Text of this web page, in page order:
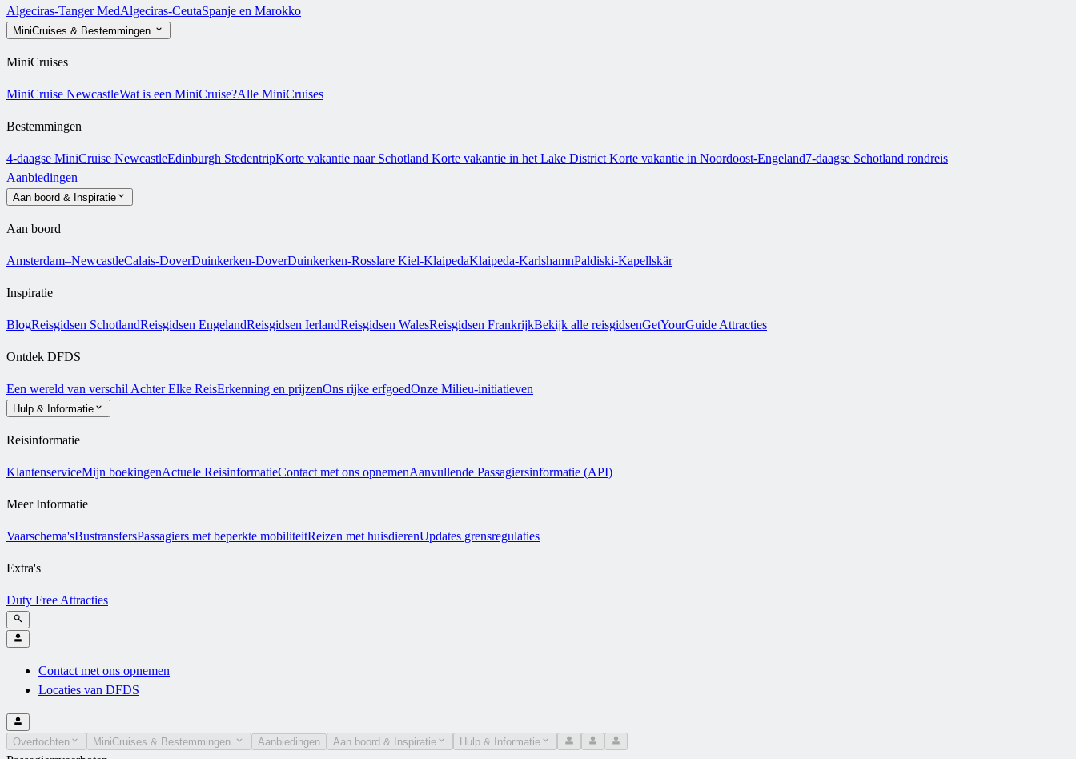
Algeciras-Tanger MedAlgeciras-CeutaSpanje en Marokko
MiniCruises & Bestemmingen
MiniCruises
MiniCruise NewcastleWat is een MiniCruise?Alle MiniCruises
Bestemmingen
4-daagse MiniCruise NewcastleEdinburgh StedentripKorte vakantie naar Schotland Korte vakantie in het Lake District Korte vakantie in Noordoost-Engeland7-daagse Schotland rondreis
Aanbiedingen
Aan boord & Inspiratie
Aan boord
Amsterdam–NewcastleCalais-DoverDuinkerken-DoverDuinkerken-Rosslare Kiel-KlaipedaKlaipeda-KarlshamnPaldiski-Kapellskär
Inspiratie
BlogReisgidsen SchotlandReisgidsen EngelandReisgidsen IerlandReisgidsen WalesReisgidsen FrankrijkBekijk alle reisgidsenGetYourGuide Attracties
Ontdek DFDS
Een wereld van verschil Achter Elke ReisErkenning en prijzenOns rijke erfgoedOnze Milieu-initiatieven
Hulp & Informatie
Reisinformatie
KlantenserviceMijn boekingenActuele ReisinformatieContact met ons opnemenAanvullende Passagiersinformatie (API)
Meer Informatie
Vaarschema'sBustransfersPassagiers met beperkte mobiliteitReizen met huisdierenUpdates grensregulaties
Extra's
Duty Free Attracties
Contact met ons opnemen
Locaties van DFDS
Overtochten MiniCruises & Bestemmingen Aanbiedingen Aan boord & Inspiratie Hulp & Informatie